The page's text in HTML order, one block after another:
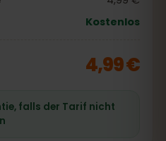
Kostenlos
4,99 €
falls der Tarif nicht